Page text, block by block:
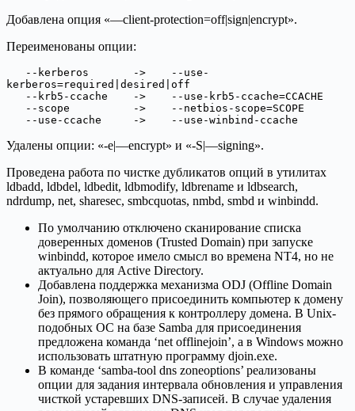
Добавлена опция «—client-protection=off|sign|encrypt».
Переименованы опции:
kerberos=required|desired|off
   --use-ccache     ->    --use-winbind-ccache
Удалены опции: «-e|—encrypt» и «-S|—signing».
Проведена работа по чистке дубликатов опций в утилитах
ldbadd, ldbdel, ldbedit, ldbmodify, ldbrename и ldbsearch,
ndrdump, net, sharesec, smbcquotas, nmbd, smbd и winbindd.
По умолчанию отключено сканирование списка
доверенных доменов (Trusted Domain) при запуске
winbindd, которое имело смысл во времена NT4, но не
актуально для Active Directory.
Добавлена поддержка механизма ODJ (Offline Domain
Join), позволяющего присоединить компьютер к домену
без прямого обращения к контроллеру домена. В Unix-
подобных ОС на базе Samba для присоединения
предложена команда ‘net offlinejoin’, а в Windows можно
использовать штатную программу djoin.exe.
В команде ‘samba-tool dns zoneoptions’ реализованы
опции для задания интервала обновления и управления
чисткой устаревших DNS-записей. В случае удаления